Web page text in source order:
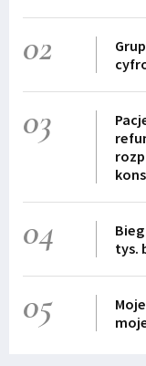
02
03
04
tys.
05